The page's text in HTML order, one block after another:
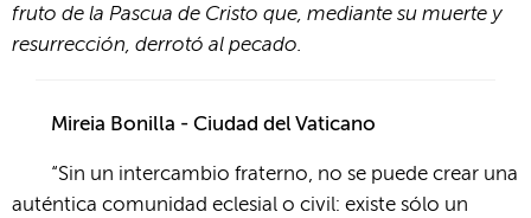
fruto de la Pascua de Cristo que, mediante su muerte y
resurrección, derrotó al pecado.
Mireia Bonilla - Ciudad del Vaticano
“Sin un intercambio fraterno, no se puede crear una
auténtica comunidad eclesial o civil: existe sólo un